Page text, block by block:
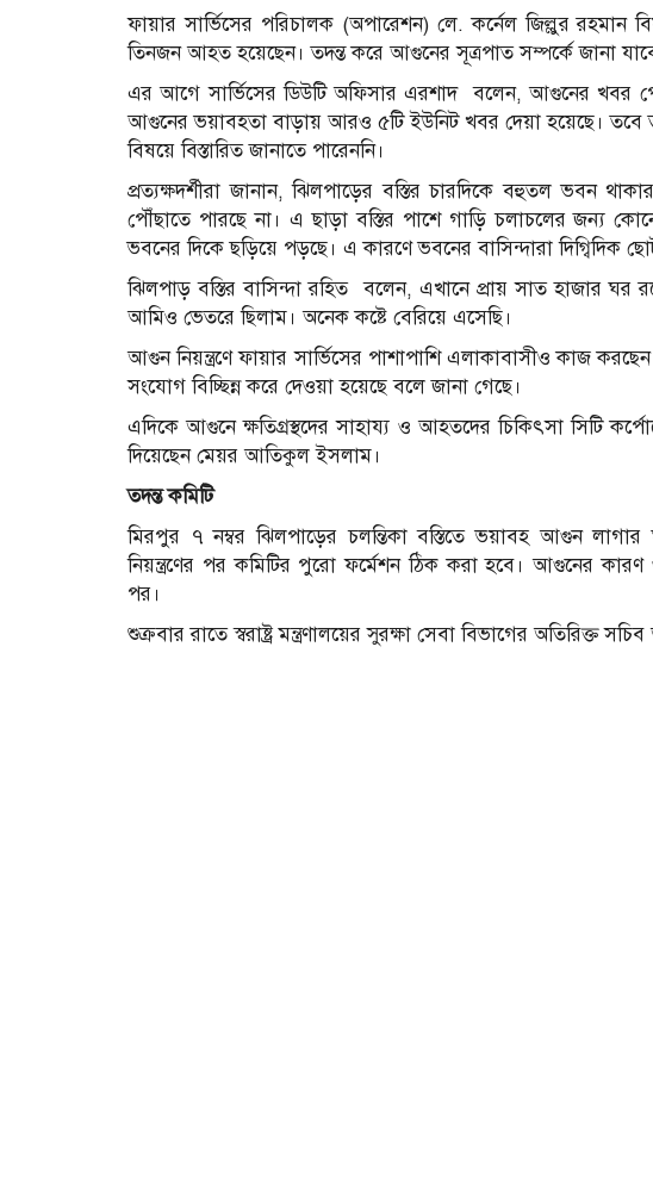
ফায়ার সার্ভিসের পরিচালক (অপারেশন) লে. কর্নেল জিল্লুর রহমান
তিনজন আহত হয়েছেন। তদন্ত করে আগুনের সূত্রপাত সম্পর্কে জানা
এর আগে সার্ভিসের ডিউটি অফিসার এরশাদ বলেন, আগুনের খবর
আগুনের ভয়াবহতা বাড়ায় আরও ৫টি ইউনিট খবর দেয়া হয়েছে। তবে
বিষয়ে বিস্তারিত জানাতে পারেননি।
প্রত্যক্ষদর্শীরা জানান, ঝিলপাড়ের বস্তির চারদিকে বহুতল ভবন
পৌঁছাতে পারছে না। এ ছাড়া বস্তির পাশে গাড়ি চলাচলের জন্য
ভবনের দিকে ছড়িয়ে পড়ছে। এ কারণে ভবনের বাসিন্দারা দিগ্বিদিক
ঝিলপাড় বস্তির বাসিন্দা রহিত বলেন, এখানে প্রায় সাত হাজার
আমিও ভেতরে ছিলাম। অনেক কষ্টে বেরিয়ে এসেছি।
আগুন নিয়ন্ত্রণে ফায়ার সার্ভিসের পাশাপাশি এলাকাবাসীও কাজ
সংযোগ বিচ্ছিন্ন করে দেওয়া হয়েছে বলে জানা গেছে।
এদিকে আগুনে ক্ষতিগ্রস্থদের সাহায্য ও আহতদের চিকিৎসা সিটি
দিয়েছেন মেয়র আতিকুল ইসলাম।
তদন্ত কমিটি
মিরপুর ৭ নম্বর ঝিলপাড়ের চলন্তিকা বস্তিতে ভয়াবহ আগুন
নিয়ন্ত্রণের পর কমিটির পুরো ফর্মেশন ঠিক করা হবে। আগুনের কারণ
পর।
শুক্রবার রাতে স্বরাষ্ট্র মন্ত্রণালয়ের সুরক্ষা সেবা বিভাগের অতিরিক্ত